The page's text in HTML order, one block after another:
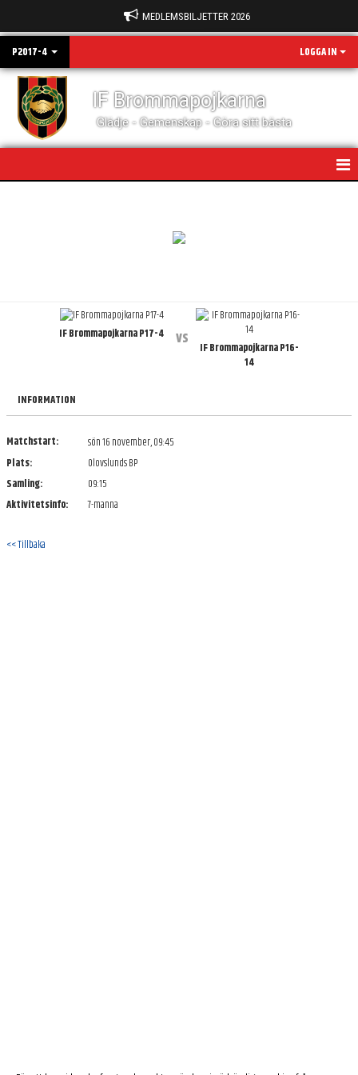
MEDLEMSBILJETTER 2026
P2017-4 LOGGA IN
IF Brommapojkarna
Glädje - Gemenskap - Göra sitt bästa
DOKUMENT
KONTAKT
IF Brommapojkarna P17-4 vs
IF Brommapojkarna P16-
14
INFORMATION
Matchstart:
sön 16 november, 09:45
Plats:
Olovslunds BP
Samling:
09:15
Aktivitetsinfo:
7-manna
<< Tillbaka